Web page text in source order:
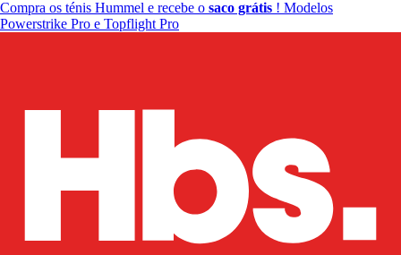
Compra os ténis Hummel e recebe o saco grátis ! Modelos
Powerstrike Pro e Topflight Pro